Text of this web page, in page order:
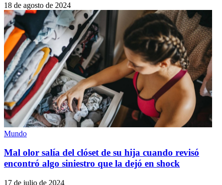
18 de agosto de 2024
Mundo
Mal olor salía del clóset de su hija cuando revisó
encontró algo siniestro que la dejó en shock
17 de julio de 2024